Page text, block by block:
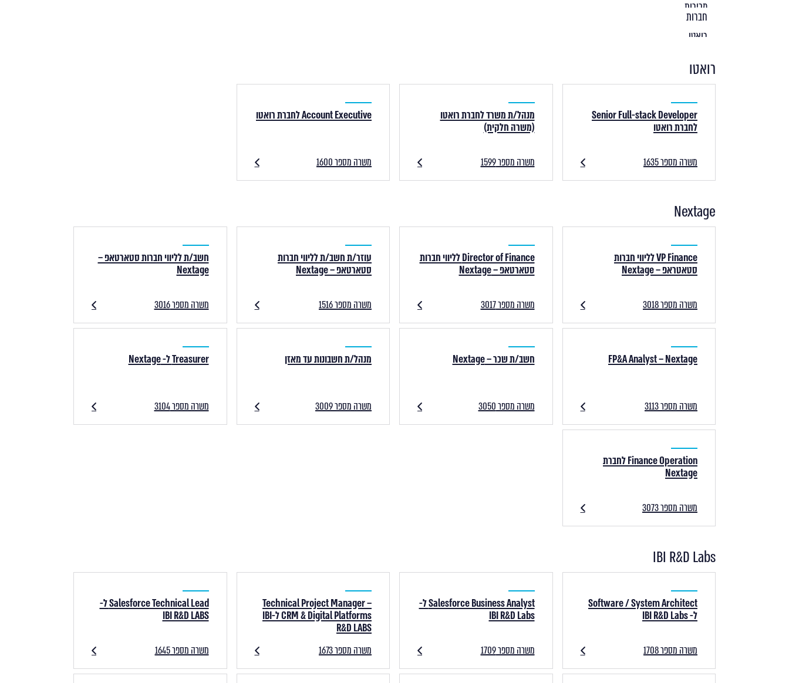
רואטו
Senior Full-stack Developer
לחברת רואטו
משרה מספר 1635
מנהל/ת משרד לחברת רואטו
(משרה חלקית)
משרה מספר 1599
Account Executive לחברת רואטו
משרה מספר 1600
Nextage
VP Finance לליווי חברות
סטאטראפ – Nextage
משרה מספר 3018
Director of Finance לליווי חברות
סטארטאפ – Nextage
משרה מספר 3017
עוזר/ת חשב/ת לליווי חברות
סטארטאפ – Nextage
משרה מספר 1516
חשב/ת לליווי חברות סטארטאפ –
Nextage
משרה מספר 3016
FP&A Analyst – Nextage
משרה מספר 3113
חשב/ת שכר – Nextage
משרה מספר 3050
מנהל/ת חשבונות עד מאזן
משרה מספר 3009
Treasurer ל- Nextage
משרה מספר 3104
Finance Operation לחברת
Nextage
משרה מספר 3073
IBI R&D Labs
Software / System Architect
ל- IBI R&D Labs
משרה מספר 1708
Salesforce Business Analyst ל-
IBI R&D Labs
משרה מספר 1709
Technical Project Manager –
CRM & Digital Platforms ל-IBI
R&D LABS
משרה מספר 1673
Salesforce Technical Lead ל-
IBI R&D LABS
משרה מספר 1645